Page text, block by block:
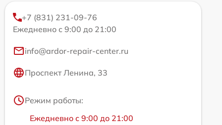
+7 (831) 231-09-76
Ежедневно с 9:00 до 21:00
info@ardor-repair-center.ru
Проспект Ленина, 33
Режим работы:
Ежедневно с 9:00 до 21:00